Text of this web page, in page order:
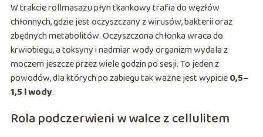
W trakcie rollmasażu płyn tkankowy trafia do węzłów
chłonnych, gdzie jest oczyszczany z wirusów, bakterii oraz
zbędnych metabolitów. Oczyszczona chłonka wraca do
krwiobiegu, a toksyny i nadmiar wody organizm wydala z
moczem jeszcze przez wiele godzin po sesji. To jeden z
powodów, dla których po zabiegu tak ważne jest wypicie0,5–
1,5 l wody.
Rola podczerwieni w walce z cellulitem